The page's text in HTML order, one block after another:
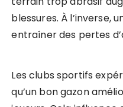
blessures. À l’inverse,
entraîner des pertes
Les clubs sportifs
qu’un bon gazon